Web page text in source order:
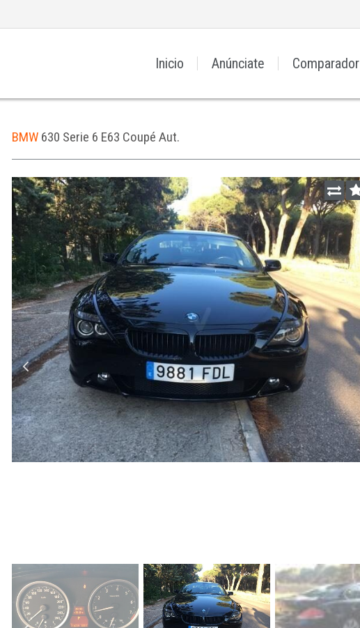
Inicio Anúnciate Comparador
BMW 630 Serie 6 E63 Coupé Aut.